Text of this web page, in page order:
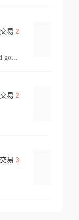
易 2
personal effect,used household goods
易 2
易 3